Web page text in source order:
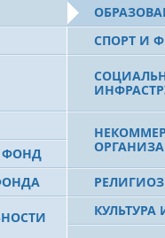
ФОНД
СПОРТ И
КУЛЬТУРА